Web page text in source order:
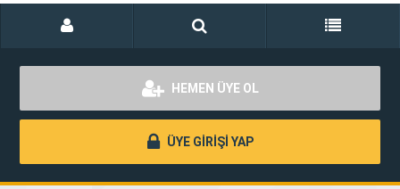
HEMEN ÜYE OL
ÜYE GİRİŞİ YAP